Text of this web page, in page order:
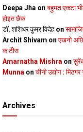
Deepa Jha on बहुमत एकटा
होइत छैक
डॉ. शशिधर कुमर विदेह on
Archit Shivam on एखनो
क टीस
Amarnatha Mishra on
Munna on चीनी उद्योग :
Archives